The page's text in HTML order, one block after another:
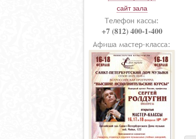
сайт зала
Телефон кассы:
+7 (812) 400-1-400
Афиша мастер-класса: